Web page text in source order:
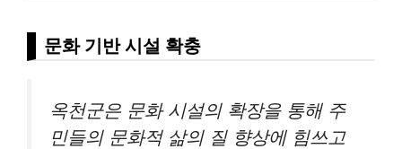
문화 기반 시설 확충
옥천군은 문화 시설의 확장을 통해 주
민들의 문화적 삶의 질 향상에 힘쓰고